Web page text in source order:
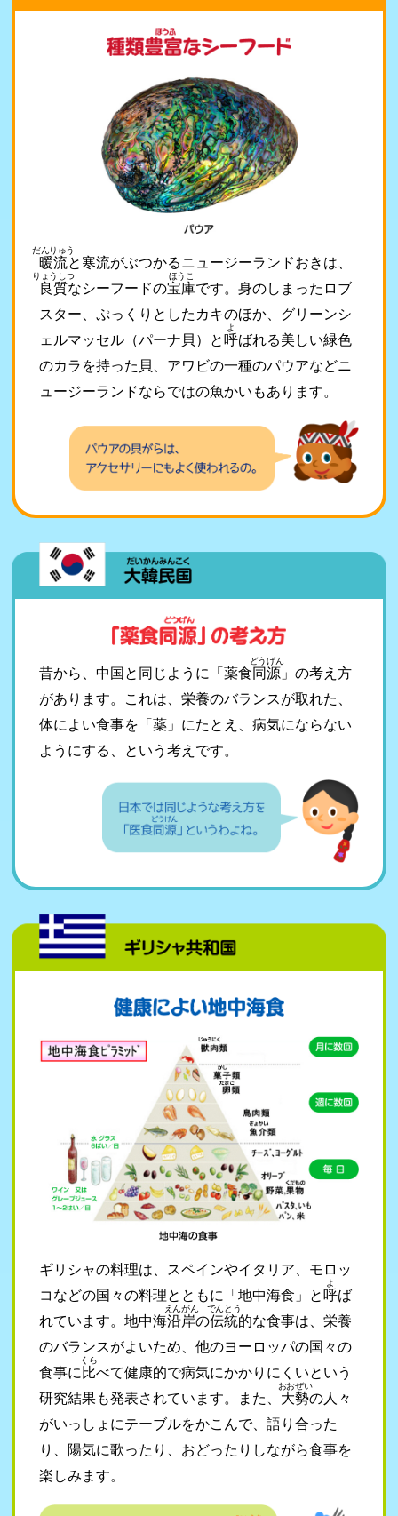
暖流
だんりゅう
と寒流がぶつかるニュージーランドおきは、
良質
りょうしつ
なシーフードの宝庫
ほうこ
です。身のしまったロブ
スター、ぷっくりとしたカキのほか、グリーンシ
ェルマッセル（パーナ貝）と呼
よ
ばれる美しい緑色
のカラを持った貝、アワビの一種のパウアなどニ
ュージーランドならではの魚かいもあります。
昔から、中国と同じように「薬食同源
どうげん
」の考え方
があります。これは、栄養のバランスが取れた、
体によい食事を「薬」にたとえ、病気にならない
ようにする、という考えです。
ギリシャの料理は、スペインやイタリア、モロッ
コなどの国々の料理とともに「地中海食」と呼
よ
ば
れています。地中海沿岸
えんがん
の伝統
でんとう
的な食事は、栄養
のバランスがよいため、他のヨーロッパの国々の
食事に 比
くら
べて健康的で病気にかかりにくいという
研究結果も発表されています。また、 大勢
おおぜい
の人々
がいっしょにテーブルをかこんで、語り合った
り、陽気に歌ったり、おどったりしながら食事を
楽しみます。